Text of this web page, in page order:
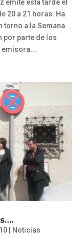
emite esta tarde el
20 a 21 horas. Ha
torno a la Semana
por parte de los
emisora...
| Noticias